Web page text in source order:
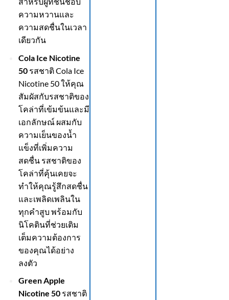
ความหวานและ
ความสดชื่นในเวลา
เดียวกัน
Cola Ice Nicotine
50รสชาติ Cola Ice
Nicotine 50 ให้คุณ
สัมผัสกับรสชาติของ
โคล่าที่เข้มข้นและมี
เอกลักษณ์ ผสมกับ
ความเย็นของน้ำ
แข็งที่เพิ่มความ
สดชื่น รสชาติของ
โคล่าที่คุ้นเคยจะ
ทำให้คุณรู้สึกสดชื่น
และเพลิดเพลินใน
ทุกคำสูบ พร้อมกับ
นิโคตินที่ช่วยเติม
เต็มความต้องการ
ของคุณได้อย่าง
ลงตัว
Green Apple
Nicotine 50รสชาติ